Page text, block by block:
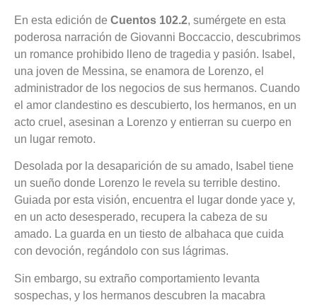
En esta edición de Cuentos 102.2, sumérgete en esta
poderosa narración de Giovanni Boccaccio, descubrimos
un romance prohibido lleno de tragedia y pasión. Isabel,
una joven de Messina, se enamora de Lorenzo, el
administrador de los negocios de sus hermanos. Cuando
el amor clandestino es descubierto, los hermanos, en un
acto cruel, asesinan a Lorenzo y entierran su cuerpo en
un lugar remoto.
Desolada por la desaparición de su amado, Isabel tiene
un sueño donde Lorenzo le revela su terrible destino.
Guiada por esta visión, encuentra el lugar donde yace y,
en un acto desesperado, recupera la cabeza de su
amado. La guarda en un tiesto de albahaca que cuida
con devoción, regándolo con sus lágrimas.
Sin embargo, su extraño comportamiento levanta
sospechas, y los hermanos descubren la macabra